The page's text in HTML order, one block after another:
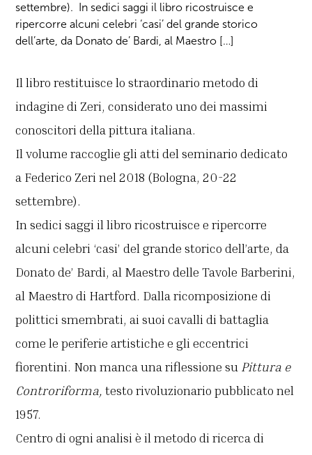
settembre). In sedici saggi il libro ricostruisce e
ripercorre alcuni celebri ‘casi’ del grande storico
dell’arte, da Donato de’ Bardi, al Maestro […]
Il libro restituisce lo straordinario metodo di
indagine di Zeri, considerato uno dei massimi
conoscitori della pittura italiana.
Il volume raccoglie gli atti del seminario dedicato
a Federico Zeri nel 2018 (Bologna, 20-22
settembre).
In sedici saggi il libro ricostruisce e ripercorre
alcuni celebri ‘casi’ del grande storico dell’arte, da
Donato de’ Bardi, al Maestro delle Tavole Barberini,
al Maestro di Hartford. Dalla ricomposizione di
polittici smembrati, ai suoi cavalli di battaglia
come le periferie artistiche e gli eccentrici
fiorentini. Non manca una riflessione su Pittura e
Controriforma,testo rivoluzionario pubblicato nel
1957.
Centro di ogni analisi è il metodo di ricerca di